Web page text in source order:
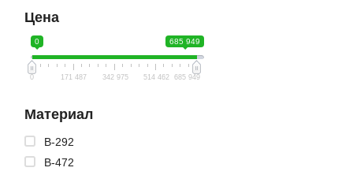
Цена
0 685 949
0 171 487 342 975 514 462 685 949
Материал
B-292
B-472